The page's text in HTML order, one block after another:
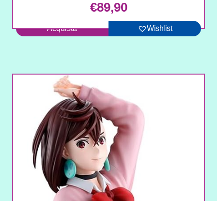
€89,90
Acquista Wishlist